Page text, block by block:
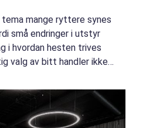
mange ryttere synes
små endringer i utstyr
i hvordan hesten trives
valg av bitt handler ikke
hestevelferd. Når ...